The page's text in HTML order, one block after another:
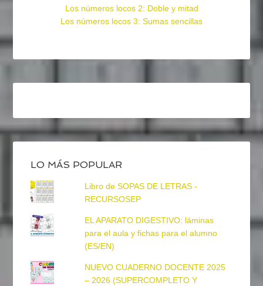
Los números locos 2: Doble y mitad
Los números locos 3: Sumas sencillas
LO MÁS POPULAR
Libro de SOPAS DE LETRAS -
RECURSOSEP
EL APARATO DIGESTIVO: láminas
para el aula y fichas para el alumno
(ES/EN)
NUEVO CUADERNO DOCENTE 2025
– 2026 (SUPERCOMPLETO Y